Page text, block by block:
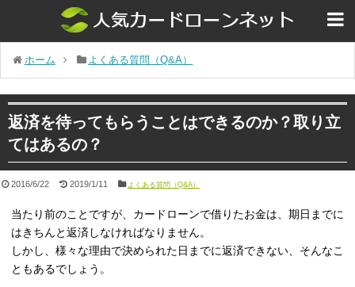
ホーム よくある質問（Q&A）
返済を待ってもらうことはできるのか？取り立
てはあるの？
2016/6/22 2019/1/11 よくある質問（Q&A）
当たり前のことですが、カードローンで借りたお金は、期日までに
はきちんと返済しなければなりません。
しかし、様々な理由で決められた日までに返済できない、そんなこ
ともあるでしょう。